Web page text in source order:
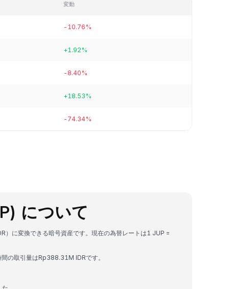
変動
-10.76%
+1.92%
-8.40%
+18.53%
-74.34%
について
に変換できる暗号資産です。現在の為替レートは1 JUP =
の取引量はRp388.31M IDRです。